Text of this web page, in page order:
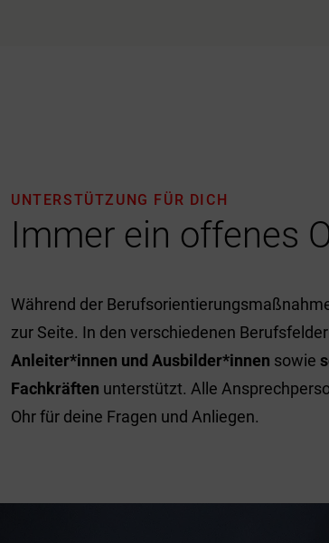
Immer ein offenes
UNTERSTÜTZUNG FÜR DICH
Während der
zur Seite. In den verschiedenen
Anleiter*innen und Ausbilder*innen sowie
Fachkräften unterstützt. Alle
Ohr für deine Fragen und Anliegen.